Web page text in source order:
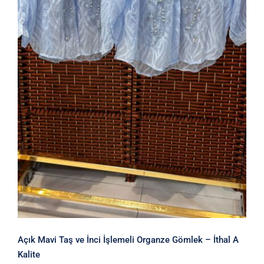
Açık Mavi Taş ve İnci İşlemeli
Organze Gömlek – İthal A Kalite
Açık Mavi Taş ve İnci İşlemeli Organze Gömlek – İthal A
Kalite